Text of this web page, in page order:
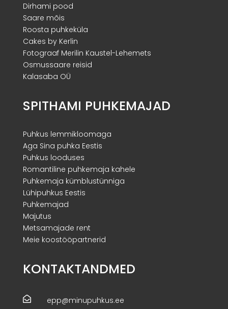
Dirhami pood
Saare mõis
Roosta puhkeküla
Cakes by Kerlin
Fotograaf Merilin Kaustel-Lehemets
Osmussaare reisid
Kalasaba OÜ
SPITHAMI PUHKEMAJAD
Puhkus lemmikloomaga
Aga Sina puhka Eestis
Puhkus looduses
Romantiline puhkemaja kahele
Puhkemaja kümblustünniga
Lühipuhkus Eestis
Puhkemajad
Majutus
Metsamajade rent
Meie koostööpartnerid
KONTAKTANDMED
 epp@minupuhkus.ee